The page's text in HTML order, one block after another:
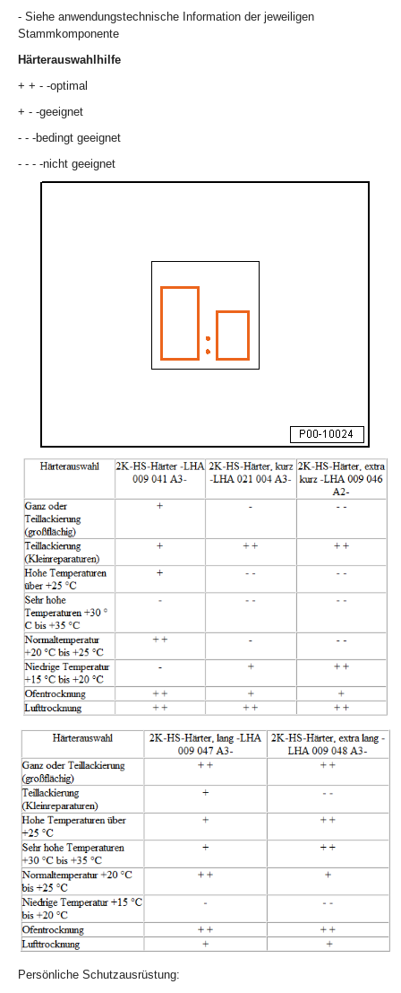
- Siehe anwendungstechnische Information der jeweiligen
Stammkomponente
Härterauswahlhilfe
+ + - -optimal
+ - -geeignet
- - -bedingt geeignet
- - - -nicht geeignet
Persönliche Schutzausrüstung: